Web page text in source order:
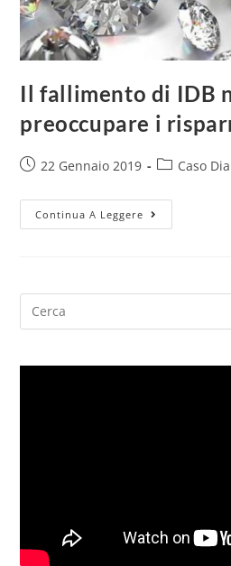
Il fallimento di IDB
preoccupare i
22 Gennaio 2019 Caso
Continua A Leggere